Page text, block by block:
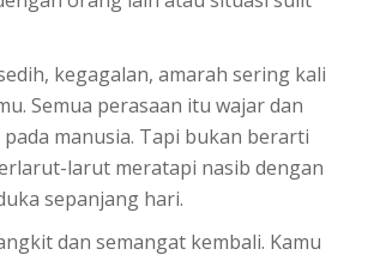
kegagalan, amarah sering kali
Semua perasaan itu wajar dan
manusia. Tapi bukan berarti
larut meratapi nasib dengan
sepanjang hari.
dan semangat kembali. Kamu